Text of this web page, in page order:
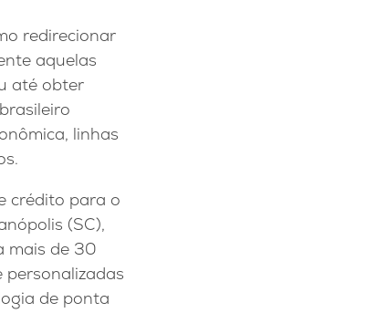
redirecionar
aquelas
até obter
linhas
crédito para o
(SC),
mais de 30
personalizadas
de ponta